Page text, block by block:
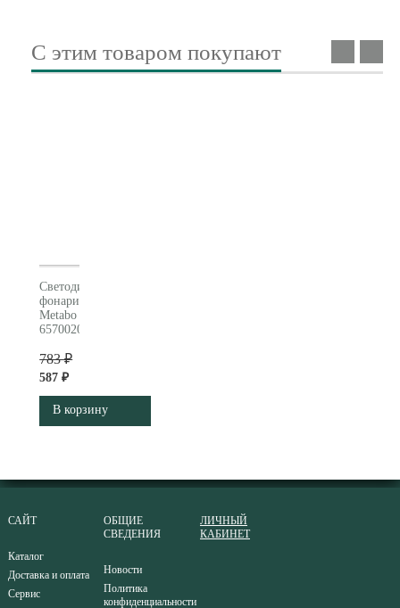
С этим товаром покупают
Светодиодный
фонарик
Metabo
657002000
783 ₽
587 ₽
В корзину
САЙТ
Каталог
Доставка и оплата
Сервис
ОБЩИЕ
СВЕДЕНИЯ
Новости
Политика
конфиденциальности
ЛИЧНЫЙ
КАБИНЕТ